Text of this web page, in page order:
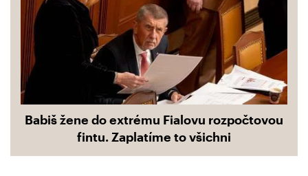
Babiš žene do extrému Fialovu rozpočtovou
fintu. Zaplatíme to všichni